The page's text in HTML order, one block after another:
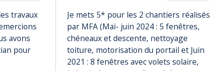
travaux
avons
pour
Je mets 5* pour les 2 chantiers réalisés
par MFA (Mai- juin 2024 : 5 fenêtres,
chéneaux et descente, nettoyage
toiture, motorisation du portail et Juin
2021 : 8 fenêtres avec volets solaire,